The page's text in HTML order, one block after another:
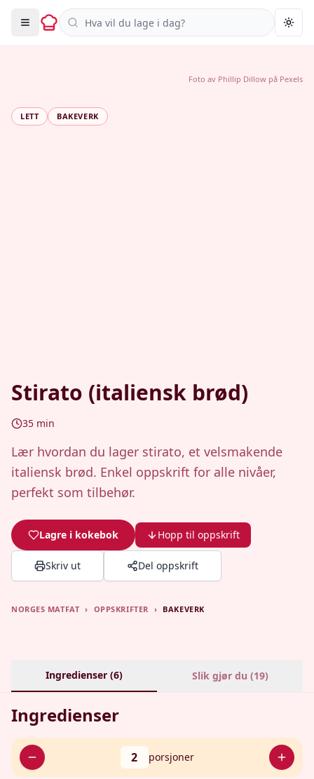
Søk i oppskrifter
LETT BAKEVERK
Stirato (italiensk brød)
35 min
Lær hvordan du lager stirato, et velsmakende
italiensk brød. Enkel oppskrift for alle nivåer,
perfekt som tilbehør.
Lagre i kokebok Hopp til oppskrift
Skriv ut Del oppskrift
Foto av Phillip Dillow på Pexels
NORGES MATFAT › OPPSKRIFTER › BAKEVERK
Ingredienser (6) Slik gjør du (19)
Ingredienser
2 porsjoner